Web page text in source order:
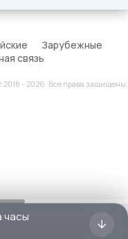
промокла.
с друзьями
старушка
Зарубежные
связь
2018 - 2026. Все права защищены.
часы